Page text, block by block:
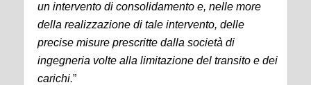
un intervento di consolidamento e, nelle more
della realizzazione di tale intervento, delle
precise misure prescritte dalla società di
ingegneria volte alla limitazione del transito e dei
carichi.”